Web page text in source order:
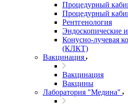
Процедурный
Процедурный
Рентгенология
Эндоскопические
Конусно-лучевая
(КЛКТ)
Вакцинация
Вакцинация
Вакцины
Лаборатория "Медина"